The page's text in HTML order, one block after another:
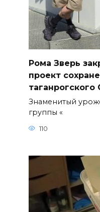
Рома Зверь
проект
Знаменитый
группы «
110